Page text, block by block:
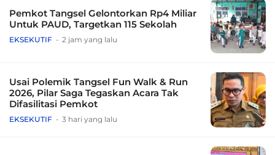
Pemkot Tangsel Gelontorkan Rp4 Miliar
Untuk PAUD, Targetkan 115 Sekolah
EKSEKUTIF 2 jam yang lalu
Usai Polemik Tangsel Fun Walk & Run
2026, Pilar Saga Tegaskan Acara Tak
Difasilitasi Pemkot
EKSEKUTIF 3 hari yang lalu